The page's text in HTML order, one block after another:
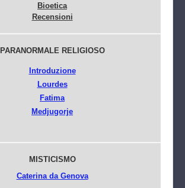
Bioetica
Recensioni
PARANORMALE RELIGIOSO
Introduzione
Lourdes
Fatima
Medjugorje
MISTICISMO
Caterina da Genova